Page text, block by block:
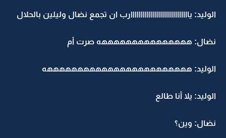
الوليد: يااااااااااااااااااااااااااااارب ان تجمع نضال وليلين بالحلال
نضال: هههههههههههههههه صرت أم
الوليد: ههههههههههههههههههههههههه
الوليد: يلا أنا طالع
نضال: وين؟